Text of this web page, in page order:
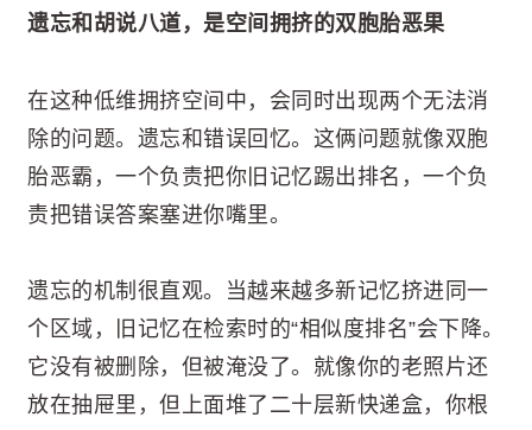
遗忘和胡说八道，是空间拥挤的双胞胎恶果
在这种低维拥挤空间中，会同时出现两个无法消
除的问题。遗忘和错误回忆。这俩问题就像双胞
胎恶霸，一个负责把你旧记忆踢出排名，一个负
责把错误答案塞进你嘴里。
遗忘的机制很直观。当越来越多新记忆挤进同一
个区域，旧记忆在检索时的“相似度排名”会下降。
它没有被删除，但被淹没了。就像你的老照片还
放在抽屉里，但上面堆了二十层新快递盒，你根